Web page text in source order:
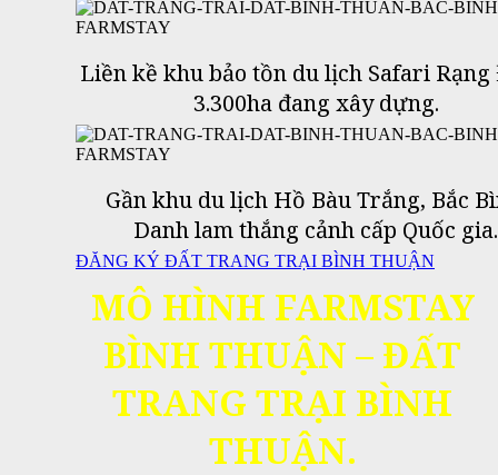
Liền kề khu bảo tồn du lịch Safari
3.300ha đang xây dựng.
Gần khu du lịch Hồ Bàu Trắng, Bắc
Danh lam thắng cảnh cấp Quốc gia.
ĐĂNG KÝ ĐẤT TRANG TRẠI BÌNH THUẬN
MÔ HÌNH FARMSTAY
BÌNH THUẬN –ĐẤT
TRANG TRẠI BÌNH
THUẬN.